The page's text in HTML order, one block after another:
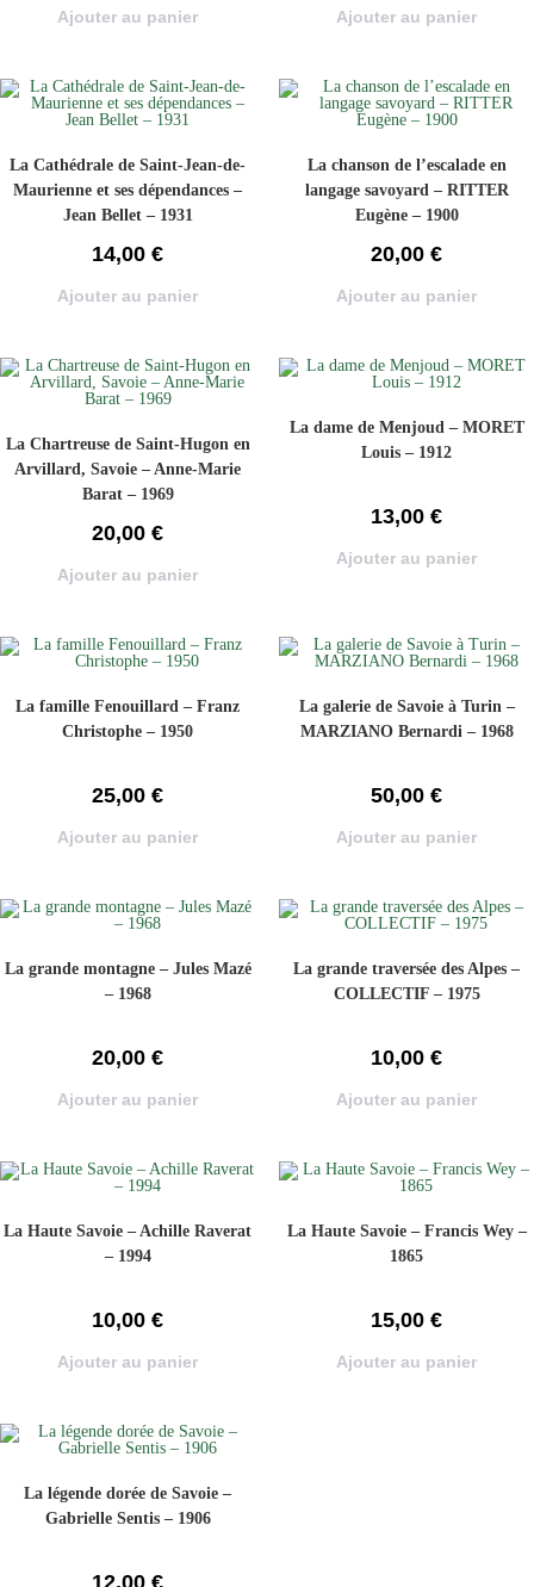
Ajouter au panier Ajouter au panier
La Cathédrale de Saint-Jean-de-
Maurienne et ses dépendances –
Jean Bellet – 1931
14,00 €
Ajouter au panier
La chanson de l’escalade en
langage savoyard – RITTER
Eugène – 1900
20,00 €
Ajouter au panier
La Chartreuse de Saint-Hugon en
Arvillard, Savoie – Anne-Marie
Barat – 1969
20,00 €
Ajouter au panier
La dame de Menjoud – MORET
Louis – 1912
13,00 €
Ajouter au panier
La famille Fenouillard – Franz
Christophe – 1950
25,00 €
Ajouter au panier
La galerie de Savoie à Turin –
MARZIANO Bernardi – 1968
50,00 €
Ajouter au panier
La grande montagne – Jules Mazé
– 1968
20,00 €
Ajouter au panier
La grande traversée des Alpes –
COLLECTIF – 1975
10,00 €
Ajouter au panier
La Haute Savoie – Achille Raverat
– 1994
10,00 €
Ajouter au panier
La Haute Savoie – Francis Wey –
1865
15,00 €
Ajouter au panier
La légende dorée de Savoie –
Gabrielle Sentis – 1906
12,00 €